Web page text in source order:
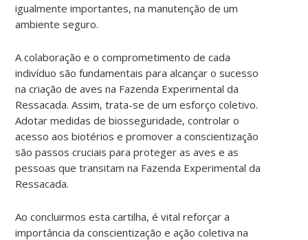
igualmente importantes, na manutenção de um
ambiente seguro.
A colaboração e o comprometimento de cada
indivíduo são fundamentais para alcançar o sucesso
na criação de aves na Fazenda Experimental da
Ressacada. Assim, trata-se de um esforço coletivo.
Adotar medidas de biosseguridade, controlar o
acesso aos biotérios e promover a conscientização
são passos cruciais para proteger as aves e as
pessoas que transitam na Fazenda Experimental da
Ressacada.
Ao concluirmos esta cartilha, é vital reforçar a
importância da conscientização e ação coletiva na